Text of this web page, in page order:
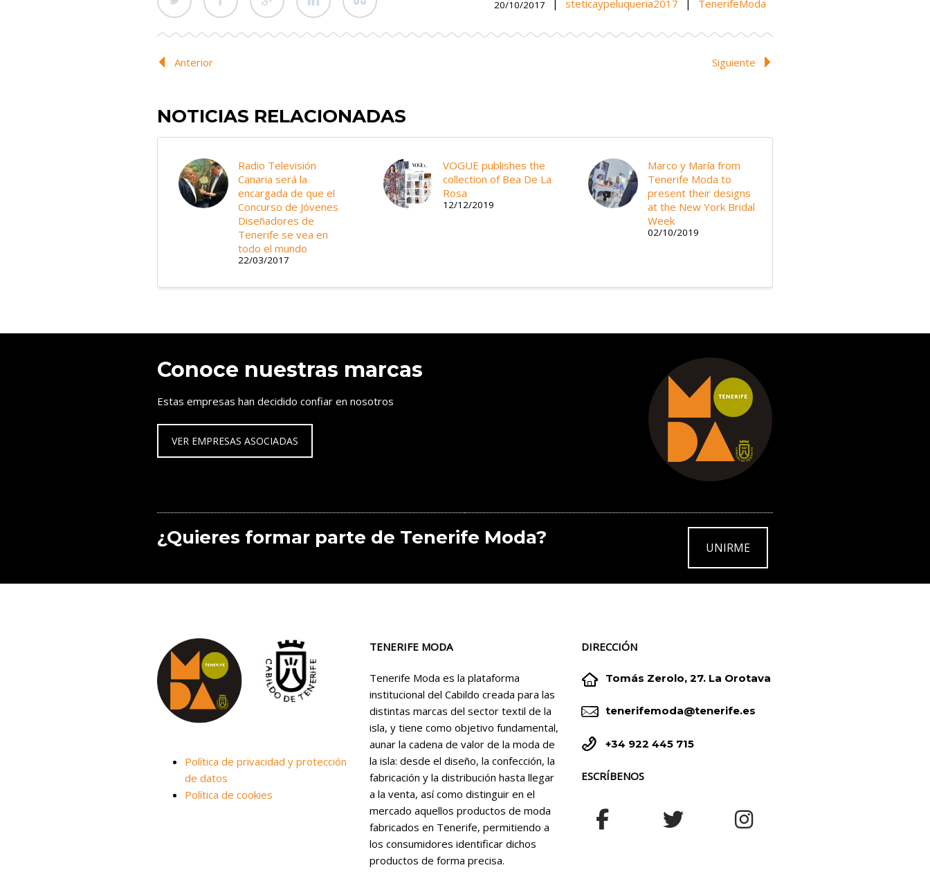
20/10/2017 | steticaypeluqueria2017 | TenerifeModa
Anterior Siguiente
NOTICIAS RELACIONADAS
Radio Televisión
Canaria será la
encargada de que el
Concurso de Jóvenes
Diseñadores de
Tenerife se vea en
todo el mundo
22/03/2017
VOGUE publishes the
collection of Bea De La
Rosa
12/12/2019
Marco y María from
Tenerife Moda to
present their designs
at the New York Bridal
Week
02/10/2019
Conoce nuestras marcas
Estas empresas han decidido confiar en nosotros
VER EMPRESAS ASOCIADAS
¿Quieres formar parte de Tenerife Moda? UNIRME
Política de privacidad y protección
de datos
Política de cookies
TENERIFE MODA
Tenerife Moda es la plataforma
institucional del Cabildo creada para las
distintas marcas del sector textil de la
isla, y tiene como objetivo fundamental,
aunar la cadena de valor de la moda de
la isla: desde el diseño, la confección, la
fabricación y la distribución hasta llegar
a la venta, así como distinguir en el
mercado aquellos productos de moda
fabricados en Tenerife, permitiendo a
los consumidores identificar dichos
productos de forma precisa.
DIRECCIÓN

 Tomás Zerolo, 27. La Orotava

 tenerifemoda@tenerife.es

 +34 922 445 715
ESCRÍBENOS